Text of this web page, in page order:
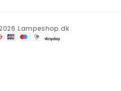
Lampeshop.dk .